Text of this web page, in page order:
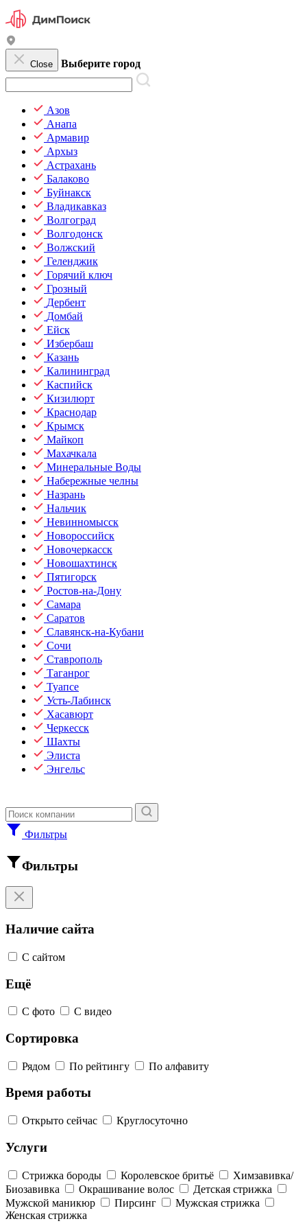
Close Выберите город
Азов
Анапа
Армавир
Архыз
Астрахань
Балаково
Буйнакск
Владикавказ
Волгоград
Волгодонск
Волжский
Геленджик
Горячий ключ
Грозный
Дербент
Домбай
Ейск
Избербаш
Казань
Калининград
Каспийск
Кизилюрт
Краснодар
Крымск
Майкоп
Махачкала
Минеральные Воды
Набережные челны
Назрань
Нальчик
Невинномысск
Новороссийск
Новочеркасск
Новошахтинск
Пятигорск
Ростов-на-Дону
Самара
Саратов
Славянск-на-Кубани
Сочи
Ставрополь
Таганрог
Туапсе
Усть-Лабинск
Хасавюрт
Черкесск
Шахты
Элиста
Энгельс
Фильтры
Фильтры
Наличие сайта
С сайтом
Ещё
С фото С видео
Сортировка
Рядом По рейтингу По алфавиту
Время работы
Открыто сейчас Круглосуточно
Услуги
Стрижка бороды Королевское бритьё
Химзавивка/
Биозавивка
Окрашивание волос
Детская стрижка
Мужской маникюр
Пирсинг
Мужская стрижка
Женская стрижка